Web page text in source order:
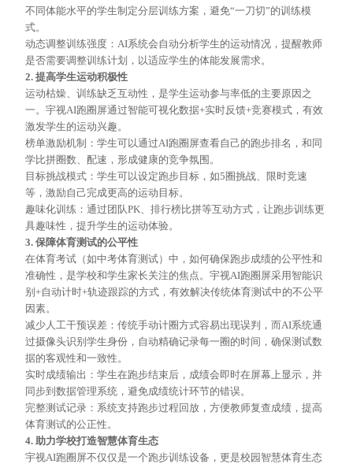
不同体能水平的学生制定分层训练方案，避免“一刀切”的训练模
式。
动态调整训练强度：AI系统会自动分析学生的运动情况，提醒教师
是否需要调整训练计划，以适应学生的体能发展需求。
2. 提高学生运动积极性
运动枯燥、训练缺乏互动性，是学生运动参与率低的主要原因之
一。宇视AI跑圈屏通过智能可视化数据+实时反馈+竞赛模式，有效
激发学生的运动兴趣。
榜单激励机制：学生可以通过AI跑圈屏查看自己的跑步排名，和同
学比拼圈数、配速，形成健康的竞争氛围。
目标挑战模式：学生可以设定跑步目标，如5圈挑战、限时竞速
等，激励自己完成更高的运动目标。
趣味化训练：通过团队PK、排行榜比拼等互动方式，让跑步训练更
具趣味性，提升学生的运动体验。
3. 保障体育测试的公平性
在体育考试（如中考体育测试）中，如何确保跑步成绩的公平性和
准确性，是学校和学生家长关注的焦点。宇视AI跑圈屏采用智能识
别+自动计时+轨迹跟踪的方式，有效解决传统体育测试中的不公平
因素。
减少人工干预误差：传统手动计圈方式容易出现误判，而AI系统通
过摄像头识别学生身份，自动精确记录每一圈的时间，确保测试数
据的客观性和一致性。
实时成绩输出：学生在跑步结束后，成绩会即时在屏幕上显示，并
同步到数据管理系统，避免成绩统计环节的错误。
完整测试记录：系统支持跑步过程回放，方便教师复查成绩，提高
体育测试的公正性。
4. 助力学校打造智慧体育生态
宇视AI跑圈屏不仅仅是一个跑步训练设备，更是校园智慧体育生态